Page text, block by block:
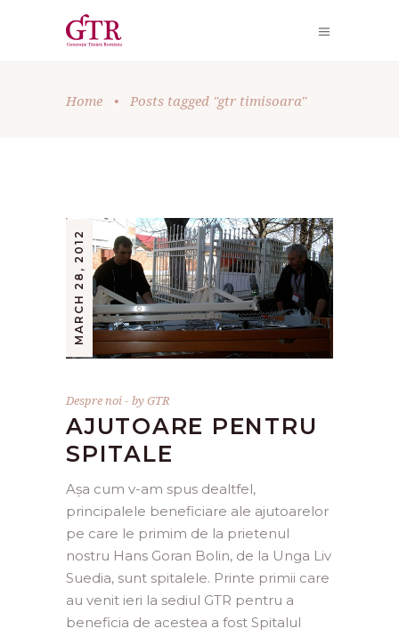
Home • Posts tagged "gtr timisoara"
MARCH 28, 2012
Despre noi byGTR
AJUTOARE PENTRU
SPITALE
Așa cum v-am spus dealtfel,
principalele beneficiare ale ajutoarelor
pe care le primim de la prietenul
nostru Hans Goran Bolin, de la Unga Liv
Suedia, sunt spitalele. Printe primii care
au venit ieri la sediul GTR pentru a
beneficia de acestea a fost Spitalul